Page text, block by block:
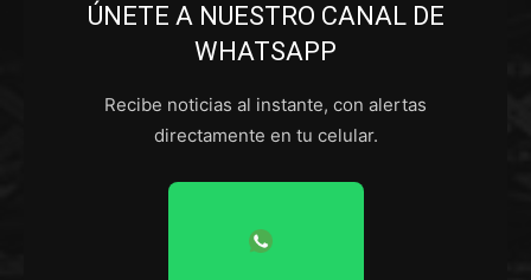
ÚNETE A NUESTRO CANAL DE
WHATSAPP
Recibe noticias al instante, con alertas
directamente en tu celular.